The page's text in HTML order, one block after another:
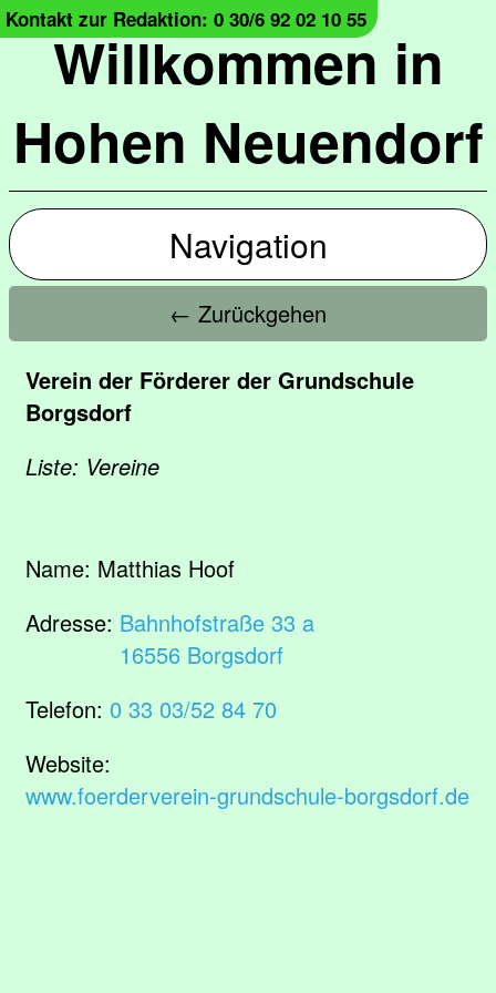
Willkommen in
Hohen Neuendorf
Kontakt zur Redaktion: 0 30/6 92 02 10 55
Navigation
← Zurückgehen
Verein der Förderer der Grundschule
Borgsdorf
Liste: Vereine
Name: Matthias Hoof
Adresse: Bahnhofstraße 33 a
16556 Borgsdorf
Telefon: 0 33 03/52 84 70
Website:
www.foerderverein-grundschule-borgsdorf.de